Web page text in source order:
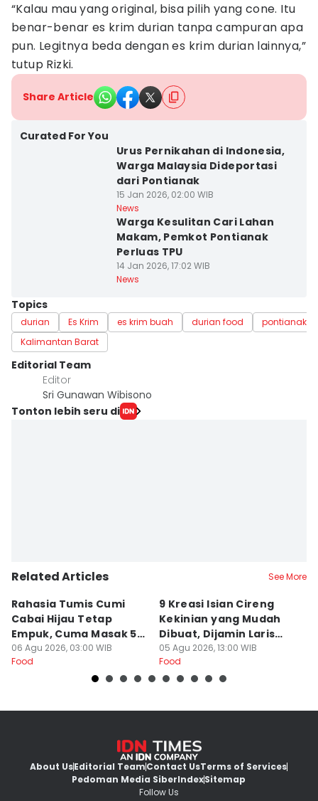
“Kalau mau yang original, bisa pilih yang cone. Itu
benar-benar es krim durian tanpa campuran apa
pun. Legitnya beda dengan es krim durian lainnya,”
tutup Rizki.
Share Article
Curated For You
Urus Pernikahan di Indonesia,
Warga Malaysia Dideportasi
dari Pontianak
15 Jan 2026, 02:00 WIB
News
Warga Kesulitan Cari Lahan
Makam, Pemkot Pontianak
Perluas TPU
14 Jan 2026, 17:02 WIB
News
Topics
durian Es Krim es krim buah durian food
pontianak
Kalimantan Barat
Editorial Team
Editor
Sri Gunawan Wibisono
Tonton lebih seru di
Related Articles See More
Rahasia Tumis Cumi
Cabai Hijau Tetap
Empuk, Cuma Masak 5
Menit!
06 Agu 2026, 03:00 WIB
Food
9 Kreasi Isian Cireng
Kekinian yang Mudah
Dibuat, Dijamin Laris
untuk Jualan
05 Agu 2026, 13:00 WIB
Food
About UsEditorial TeamContact UsTerms of Services
Pedoman Media SiberIndexSitemap
Follow Us